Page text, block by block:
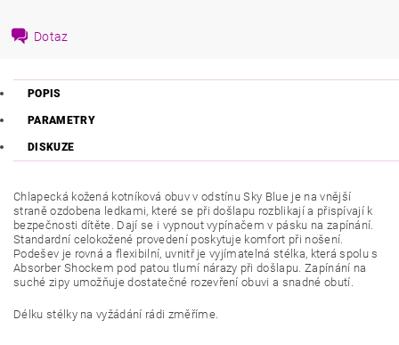
Dotaz
POPIS
PARAMETRY
DISKUZE
Chlapecká kožená kotníková obuv v odstínu Sky Blue je na vnější
straně ozdobena ledkami, které se při došlapu rozblikají a přispívají k
bezpečnosti dítěte. Dají se i vypnout vypínačem v pásku na zapínání.
Standardní celokožené provedení poskytuje komfort při nošení.
Podešev je rovná a flexibilní, uvnitř je vyjímatelná stélka, která spolu s
Absorber Shockem pod patou tlumí nárazy při došlapu. Zapínání na
suché zipy umožňuje dostatečné rozevření obuvi a snadné obutí.
Délku stélky na vyžádání rádi změříme.